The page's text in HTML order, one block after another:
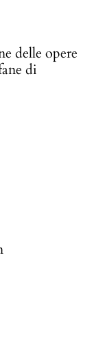
delle opere
di